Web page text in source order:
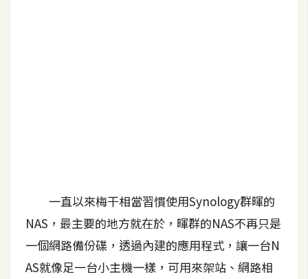
網
站
一直以來梅干相當習慣使用Synology群暉的
NAS，最主要的地方就在於，暉群的NAS不再只是
一個網路備份碟，透過內建的應用程式，讓一台N
AS就像足一台小主機一樣，可用來架站、網路相